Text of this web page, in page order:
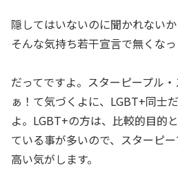
隠してはいないのに聞かれないか
そんな気持ち若干宣言で無くなっ
だってですよ。スターピープル
ぁ！て気づくよに、LGBT+同士
よ。LGBT+の方は、比較的目的
ている事が多いので、スターピ
高い気がします。